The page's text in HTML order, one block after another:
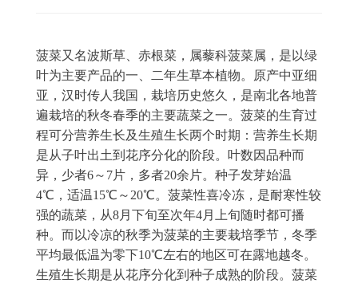
菠菜又名波斯草、赤根菜，属藜科菠菜属，是以绿
叶为主要产品的一、二年生草本植物。原产中亚细
亚，汉时传人我国，栽培历史悠久，是南北各地普
遍栽培的秋冬春季的主要蔬菜之一。菠菜的生育过
程可分营养生长及生殖生长两个时期：营养生长期
是从子叶出土到花序分化的阶段。叶数因品种而
异，少者6～7片，多者20余片。种子发芽始温
4℃，适温15℃～20℃。菠菜性喜冷冻，是耐寒性较
强的蔬菜，从8月下旬至次年4月上旬随时都可播
种。而以冷凉的秋季为菠菜的主要栽培季节，冬季
平均最低温为零下10℃左右的地区可在露地越冬。
生殖生长期是从花序分化到种子成熟的阶段。菠菜